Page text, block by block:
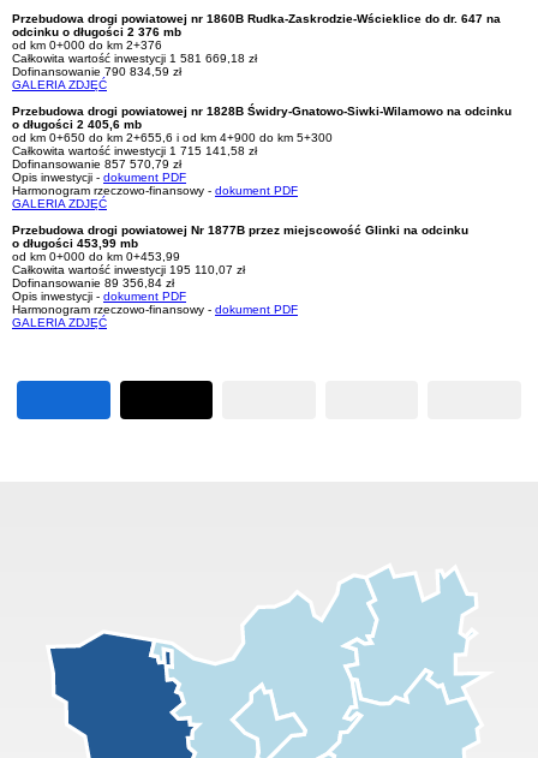
Przebudowa drogi powiatowej nr 1860B Rudka-Zaskrodzie-Wścieklice do dr. 647 na
odcinku o długości 2 376 mb
od km 0+000 do km 2+376
Całkowita wartość inwestycji 1 581 669,18 zł
Dofinansowanie 790 834,59 zł
GALERIA ZDJĘĆ
Przebudowa drogi powiatowej nr 1828B Świdry-Gnatowo-Siwki-Wilamowo na odcinku
o długości 2 405,6 mb
od km 0+650 do km 2+655,6 i od km 4+900 do km 5+300
Całkowita wartość inwestycji 1 715 141,58 zł
Dofinansowanie 857 570,79 zł
Opis inwestycji - dokument PDF
Harmonogram rzeczowo-finansowy - dokument PDF
GALERIA ZDJĘĆ
Przebudowa drogi powiatowej Nr 1877B przez miejscowość Glinki na odcinku
o długości 453,99 mb
od km 0+000 do km 0+453,99
Całkowita wartość inwestycji 195 110,07 zł
Dofinansowanie 89 356,84 zł
Opis inwestycji - dokument PDF
Harmonogram rzeczowo-finansowy - dokument PDF
GALERIA ZDJĘĆ